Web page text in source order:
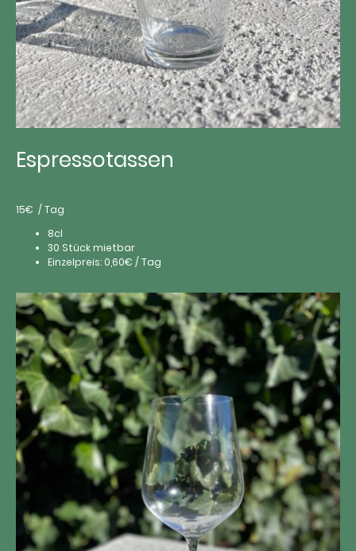
Espressotassen
15€ / Tag
8cl
30 Stück mietbar
Einzelpreis: 0,60€ / Tag